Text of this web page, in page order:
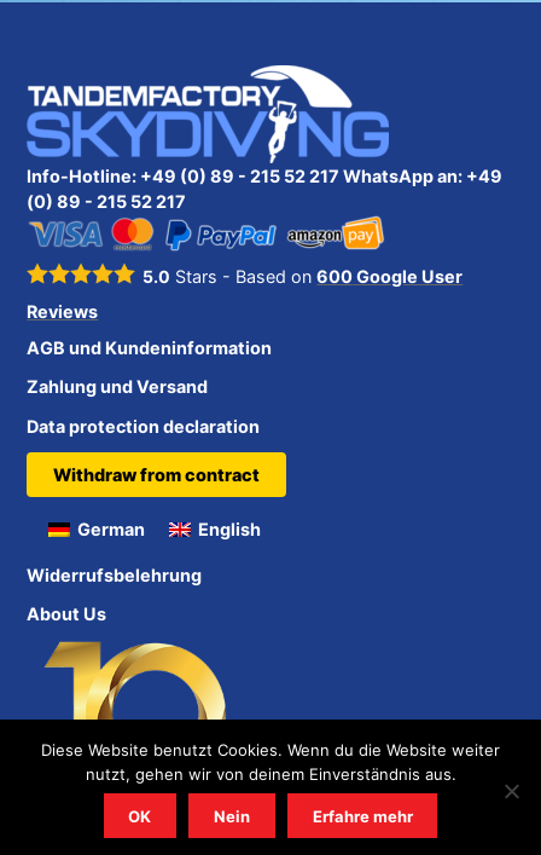
Info-Hotline: +49 (0) 89 - 215 52 217 WhatsApp an: +49
(0) 89 - 215 52 217
5.0 Stars - Based on600Google User
Reviews
AGB und Kundeninformation
Zahlung und Versand
Data protection declaration
Withdraw from contract
German English
Widerrufsbelehrung
About Us
Diese Website benutzt Cookies. Wenn du die Website weiter
nutzt, gehen wir von deinem Einverständnis aus.
OK Nein Erfahre mehr